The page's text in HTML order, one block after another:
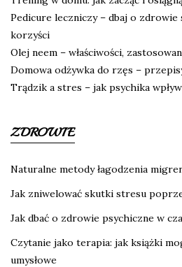
Pedicure leczniczy – dbaj o
korzyści
Olej neem – właściwości,
Domowa odżywka do rzęs –
Trądzik a stres – jak psychika
ZDROWIE
Naturalne metody łagodzenia
Jak zniwelować skutki stresu
Jak dbać o zdrowie psychiczne w
Czytanie jako terapia: jak książki
umysłowe